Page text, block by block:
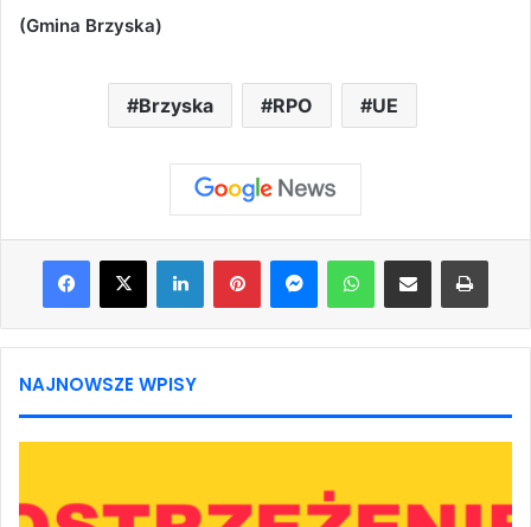
(Gmina Brzyska)
Brzyska RPO UE
Facebook
X LinkedInPinterestMessengerWhatsAppShare via Email Print
NAJNOWSZE WPISY